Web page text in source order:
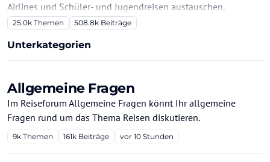
Airlines und Schüler- und Jugendreisen austauschen.
25.0k Themen 508.8k Beiträge
Unterkategorien
Allgemeine Fragen
Im Reiseforum Allgemeine Fragen könnt Ihr allgemeine
Fragen rund um das Thema Reisen diskutieren.
9k Themen 161k Beiträge vor 10 Stunden